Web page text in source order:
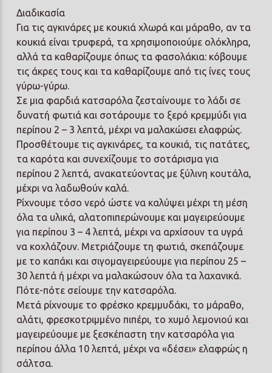
Διαδικασία
Για τις αγκινάρες με κουκιά χλωρά και μάραθο, αν τα
κουκιά είναι τρυφερά, τα χρησιμοποιούμε ολόκληρα,
αλλά τα καθαρίζουμε όπως τα φασολάκια: κόβουμε
τις άκρες τους και τα καθαρίζουμε από τις ίνες τους
γύρω-γύρω.
Σε μια φαρδιά κατσαρόλα ζεσταίνουμε το λάδι σε
δυνατή φωτιά και σοτάρουμε το ξερό κρεμμύδι για
περίπου 2 – 3 λεπτά, μέχρι να μαλακώσει ελαφρώς.
Προσθέτουμε τις αγκινάρες, τα κουκιά, τις πατάτες,
τα καρότα και συνεχίζουμε το σοτάρισμα για
περίπου 2 λεπτά, ανακατεύοντας με ξύλινη κουτάλα,
μέχρι να λαδωθούν καλά.
Ρίχνουμε τόσο νερό ώστε να καλύψει μέχρι τη μέση
όλα τα υλικά, αλατοπιπερώνουμε και μαγειρεύουμε
για περίπου 3 – 4 λεπτά, μέχρι να αρχίσουν τα υγρά
να κοχλάζουν. Μετριάζουμε τη φωτιά, σκεπάζουμε
με το καπάκι και σιγομαγειρεύουμε για περίπου 25 –
30 λεπτά ή μέχρι να μαλακώσουν όλα τα λαχανικά.
Πότε-πότε σείουμε την κατσαρόλα.
Μετά ρίχνουμε το φρέσκο κρεμμυδάκι, το μάραθο,
αλάτι, φρεσκοτριμμένο πιπέρι, το χυμό λεμονιού και
μαγειρεύουμε με ξεσκέπαστη την κατσαρόλα για
περίπου άλλα 10 λεπτά, μέχρι να «δέσει» ελαφρώς η
σάλτσα.